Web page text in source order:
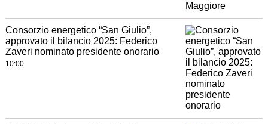
Consorzio energetico “San Giulio”,
approvato il bilancio 2025: Federico
Zaveri nominato presidente onorario
10:00